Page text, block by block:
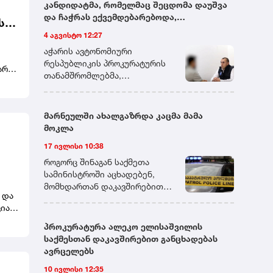
და
კანდიდატმა, რომელმაც შეცდომა დაუშვა
და ჩაჭრას ექვემდებარებოდა,
პროკურატურამ აღნიშნული პირი ქრთამის
მიცემის ფაქტზე დააკავა
4 აგვისტო 12:27
აჭარის ავტონომიური
რესპუბლიკის პროკურატურის
თანამშრომლებმა,
შედეგად,ქრთამის მიმცემი
პირი ბრალდებულად დააკავეს.
საქართველოს სისხლის
სამართლის კოდექსის 339-ე
მუხლის მე-2 ნაწილით
წარედგინება, რაც ოთხიდან
ითვალისწინებს.პროკურატურა
დაკავებულისათვის აღკვეთის
ღონისძიების შეფარდების
შუამდგომლობით
სასამართლოს კანონით
მარნეულში ახალგაზრდა კაცმა მამა
მოკლა
17 ივლისი 10:38
როგორც შინაგან საქმეთა
სამინისტროში აცხადებენ,
მომხდართან დაკავშირებით
მუხლით მიმდინარეობს, რაც
განზრახ მკვლელობას
გულისხმობს.
პროკურატურა ალეკო ელისაშვილის
საქმესთან დაკავშირებით განცხადებას
ავრცელებს
10 ივლისი 12:35